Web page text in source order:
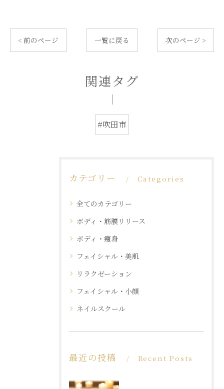
< 前のページ 一覧に戻る 次のページ >
関連タグ
#吹田市
カテゴリー Categories
全てのカテゴリー
ボディ・筋膜リリース
ボディ・痩身
フェイシャル・美肌
リラクゼーション
フェイシャル・小顔
ネイルスクール
最近の投稿 Recent Posts